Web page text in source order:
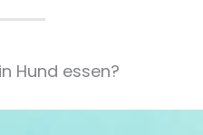
Hund essen?